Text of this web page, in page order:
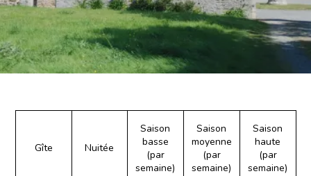
Gîte Nuitée
Saison
basse
(par
semaine)
Saison
moyenne
(par
semaine)
Saison
haute
(par
semaine)